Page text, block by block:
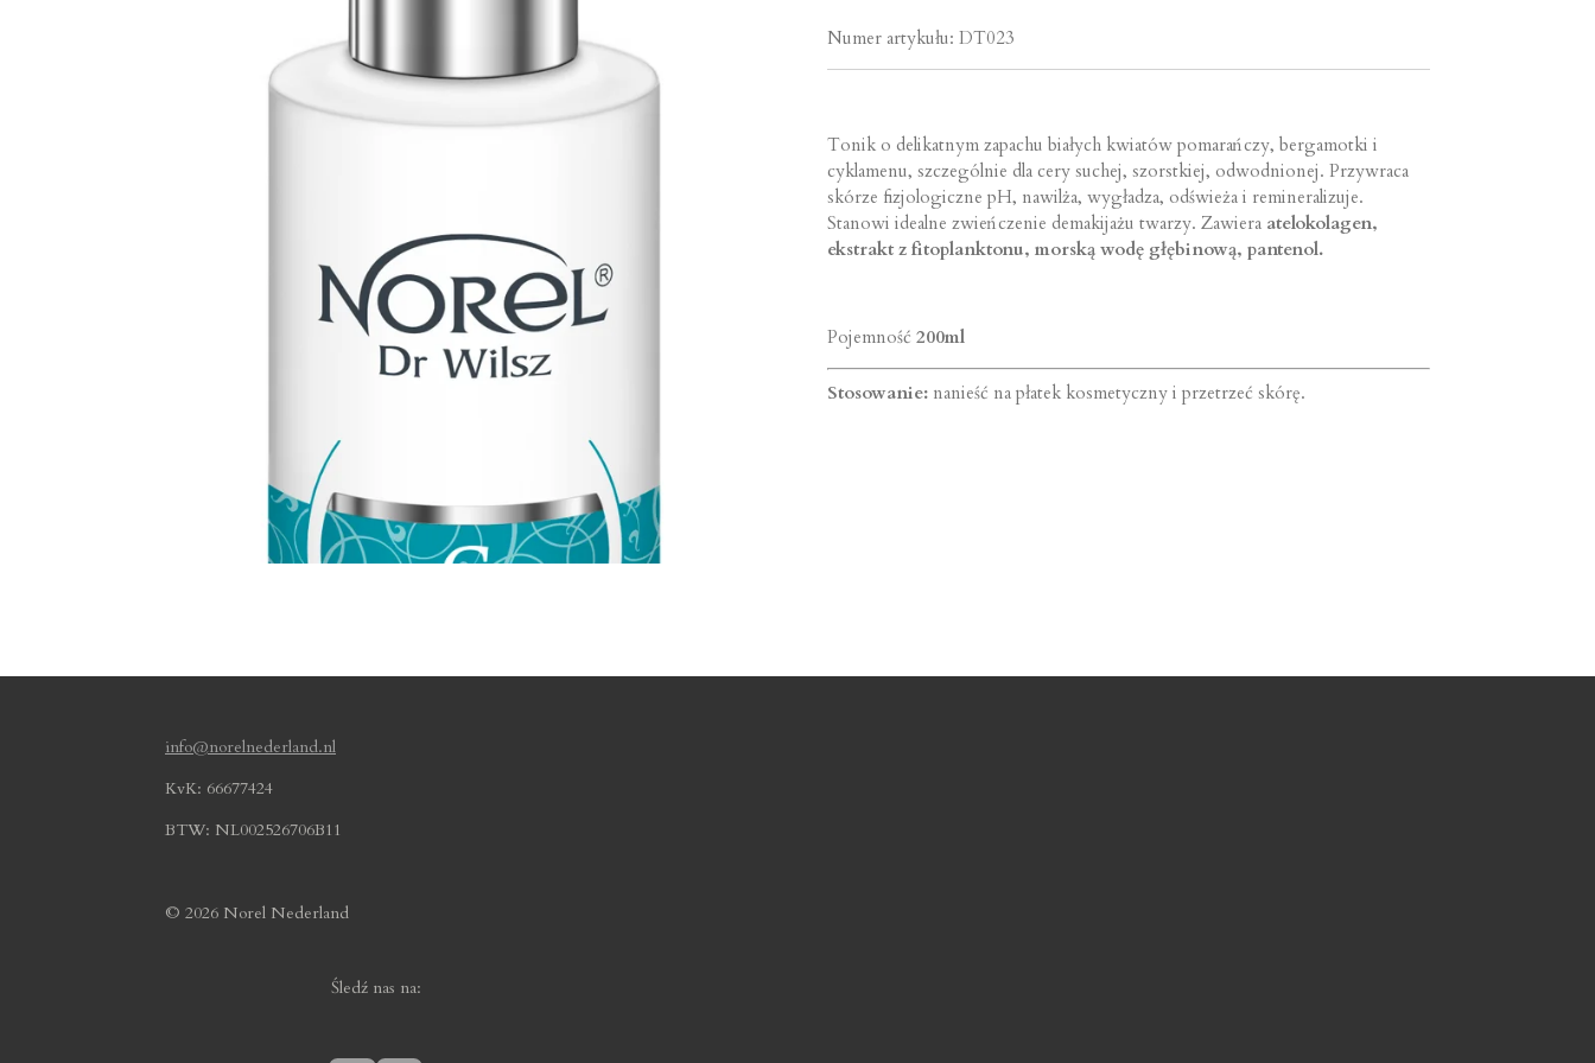
Numer artykułu: DT023
Tonik o delikatnym zapachu białych kwiatów pomarańczy, bergamotki i
cyklamenu, szczególnie dla cery suchej, szorstkiej, odwodnionej. Przywraca
skórze fizjologiczne pH, nawilża, wygładza, odświeża i remineralizuje.
Stanowi idealne zwieńczenie demakijażu twarzy. Zawiera atelokolagen,
ekstrakt z fitoplanktonu, morską wodę głębinową, pantenol.
Pojemność 200ml
Stosowanie: nanieść na płatek kosmetyczny i przetrzeć skórę.
info@norelnederland.nl
KvK: 66677424
BTW: NL002526706B11
© 2026 Norel Nederland
Śledź nas na: